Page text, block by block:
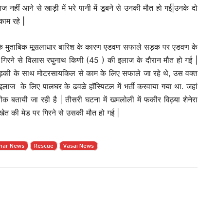
नहीं आने से खाड़ी में भरे पानी में डूबने से उनकी मौत हो गई|उनके दो
रहे |
मुताबिक मूसलाधार बारिश के कारण एडवण सफाले सड़क पर एडवण के
से विलास रघुनाथ किणी (45 ) की इलाज के दौरान मौत हो गई |
के साथ मोटरसायकिल से काम के लिए सफाले जा रहे थे, उस वक्त
के लिए पालघर के ढवळे हॉस्पिटल में भर्ती करवाया गया था. जहां
जा रही है | तीसरी घटना में खमलोली में फकीर विठ्या शेनेरा
की मेड पर गिरने से उसकी मौत हो गई |
News Rescue Vasai News